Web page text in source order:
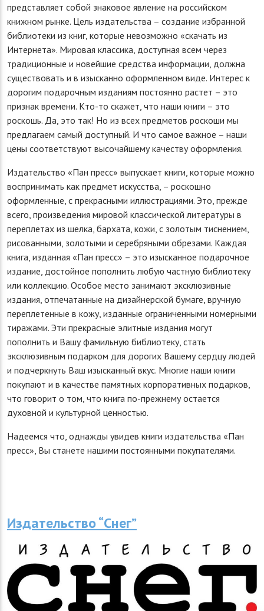
представляет собой знаковое явление на российском
книжном рынке. Цель издательства – создание избранной
библиотеки из книг, которые невозможно «скачать из
Интернета». Мировая классика, доступная всем через
традиционные и новейшие средства информации, должна
существовать и в изысканно оформленном виде. Интерес к
дорогим подарочным изданиям постоянно растет – это
признак времени. Кто-то скажет, что наши книги – это
роскошь. Да, это так! Но из всех предметов роскоши мы
предлагаем самый доступный. И что самое важное – наши
цены соответствуют высочайшему качеству оформления.
Издательство «Пан пресс» выпускает книги, которые можно
воспринимать как предмет искусства, – роскошно
оформленные, с прекрасными иллюстрациями. Это, прежде
всего, произведения мировой классической литературы в
переплетах из шелка, бархата, кожи, с золотым тиснением,
рисованными, золотыми и серебряными обрезами. Каждая
книга, изданная «Пан пресс» – это изысканное подарочное
издание, достойное пополнить любую частную библиотеку
или коллекцию. Особое место занимают эксклюзивные
издания, отпечатанные на дизайнерской бумаге, вручную
переплетенные в кожу, изданные ограниченными номерными
тиражами. Эти прекрасные элитные издания могут
пополнить и Вашу фамильную библиотеку, стать
эксклюзивным подарком для дорогих Вашему сердцу людей
и подчеркнуть Ваш изысканный вкус. Многие наши книги
покупают и в качестве памятных корпоративных подарков,
что говорит о том, что книга по-прежнему остается
духовной и культурной ценностью.
Надеемся что, однажды увидев книги издательства «Пан
пресс», Вы станете нашими постоянными покупателями.
Издательство “Снег”